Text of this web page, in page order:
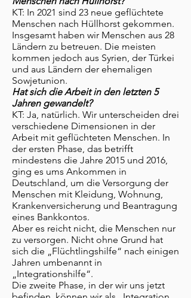
KT: In 2021 sind 23 neue geflüchtete
Menschen nach Hüllhorst gekommen.
Insgesamt haben wir Menschen aus 28
Ländern zu betreuen. Die meisten
kommen jedoch aus Syrien, der Türkei
und aus Ländern der ehemaligen
Sowjetunion.
Hat sich die Arbeit in den letzten 5
Jahren gewandelt?
KT: Ja, natürlich. Wir unterscheiden drei
verschiedene Dimensionen in der
Arbeit mit geflüchteten Menschen. In
der ersten Phase, das betrifft
mindestens die Jahre 2015 und 2016,
ging es ums Ankommen in
Deutschland, um die Versorgung der
Menschen mit Kleidung, Wohnung,
Krankenversicherung und Beantragung
eines Bankkontos.
Aber es reicht nicht, die Menschen nur
zu versorgen. Nicht ohne Grund hat
sich die „Flüchtlingshilfe“ nach einigen
Jahren umbenannt in
„Integrationshilfe“.
Die zweite Phase, in der wir uns jetzt